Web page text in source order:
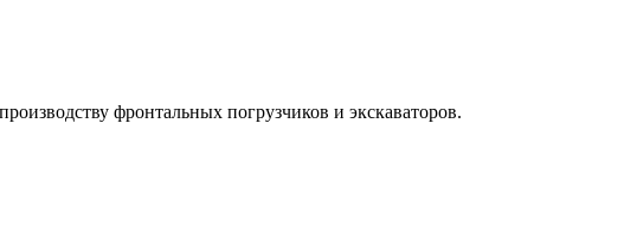
фронтальных погрузчиков и экскаваторов.